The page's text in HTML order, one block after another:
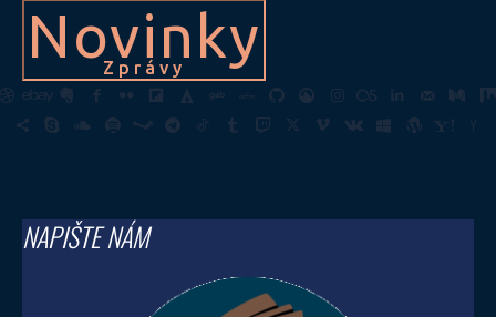
Novinky
Zprávy
NAPIŠTE NÁM